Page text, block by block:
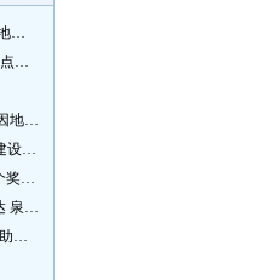
经纬线·当全运会遇上大湾区：办一项跨三地的赛事有多硬核？
一习话·迈向“十五五”｜“把发展经济的着力点放在实体经济上”
《求是》杂志发表习近平总书记重要文章 因地制宜发展新质生产力
共享“大金砖合作”金色机遇 金砖创新基地建设成效显著
11月16日赛程表来啦！福建健儿将向这几个奖牌发起冲击→
2025年省级新增规上工业企业奖励资金下达 泉州市获补资金居全省首位
晋江发布跨境电商产业地图 展现产业链条 助力“晋品出海”